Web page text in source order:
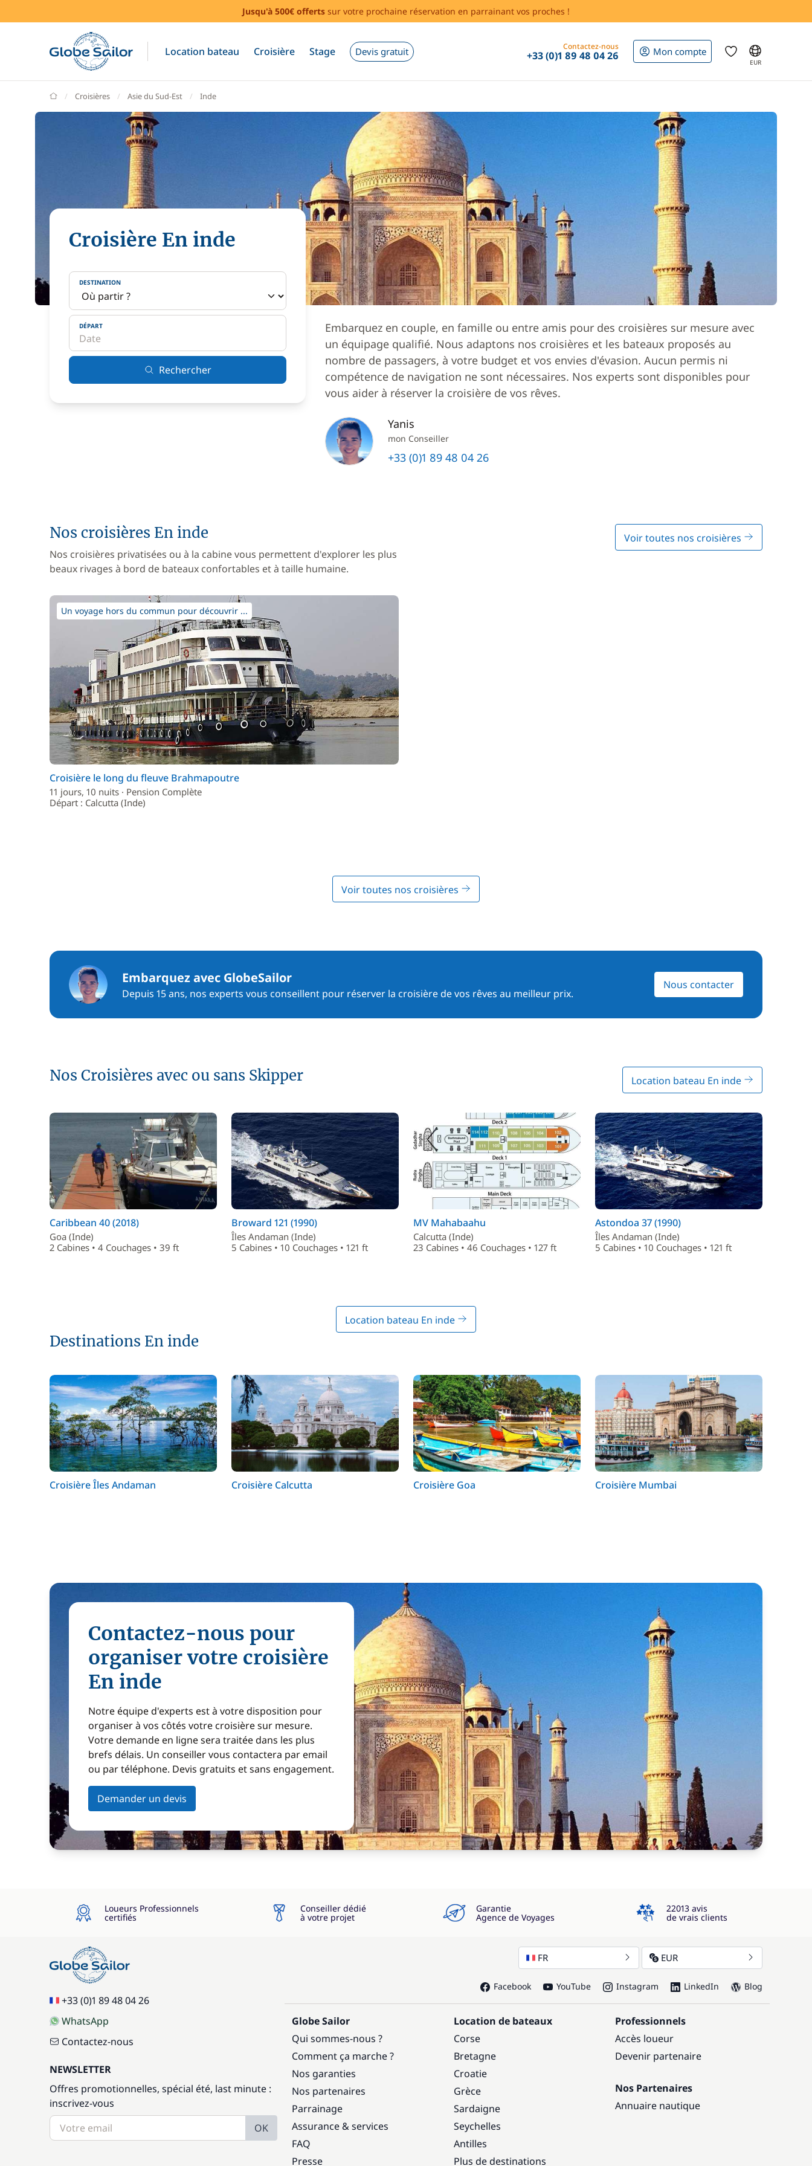
Jusqu'à 500€ offerts sur votre prochaine réservation en parrainant vos proches !
Location bateau Croisière Stage Devis gratuit Contactez-nous
+33 (0)1 89 48 04 26 Mon compte
EUR
GlobeSailor
Croisières Asie du Sud-Est Inde
Croisière En inde
DESTINATION
DÉPART
Rechercher
Embarquez en couple, en famille ou entre amis pour des croisières sur mesure avec
un équipage qualifié. Nous adaptons nos croisières et les bateaux proposés au
nombre de passagers, à votre budget et vos envies d'évasion. Aucun permis ni
compétence de navigation ne sont nécessaires. Nos experts sont disponibles pour
vous aider à réserver la croisière de vos rêves.
Yanis
mon Conseiller
+33 (0)1 89 48 04 26
Nos croisières En inde
Nos croisières privatisées ou à la cabine vous permettent d'explorer les plus
beaux rivages à bord de bateaux confortables et à taille humaine.
Voir toutes nos croisières
Un voyage hors du commun pour découvrir ...
Croisière le long du fleuve Brahmapoutre
11 jours, 10 nuits · Pension Complète
Départ : Calcutta (Inde)
Voir toutes nos croisières
Embarquez avec GlobeSailor
Depuis 15 ans, nos experts vous conseillent pour réserver la croisière de vos rêves au meilleur prix.
Nous contacter
Nos Croisières avec ou sans Skipper Location bateau En inde
Caribbean 40 (2018)
Goa (Inde)
2 Cabines • 4 Couchages • 39 ft
Broward 121 (1990)
Îles Andaman (Inde)
5 Cabines • 10 Couchages • 121 ft
MV Mahabaahu
Calcutta (Inde)
23 Cabines • 46 Couchages • 127 ft
Astondoa 37 (1990)
Îles Andaman (Inde)
5 Cabines • 10 Couchages • 121 ft
Location bateau En inde
Destinations En inde
Croisière Îles Andaman Croisière Calcutta Croisière Goa Croisière Mumbai
Contactez-nous pour
organiser votre croisière
En inde
Notre équipe d'experts est à votre disposition pour
organiser à vos côtés votre croisière sur mesure.
Votre demande en ligne sera traitée dans les plus
brefs délais. Un conseiller vous contactera par email
ou par téléphone. Devis gratuits et sans engagement.
Demander un devis
Loueurs Professionnels
certifiés
Conseiller dédié
à votre projet
Garantie
Agence de Voyages
4.3
22013 avis
de vrais clients
+33 (0)1 89 48 04 26
WhatsApp
Contactez-nous
NEWSLETTER
Offres promotionnelles, spécial été, last minute :
inscrivez-vous
OK
FR EUR
Facebook YouTube Instagram LinkedIn Blog
Globe Sailor
Qui sommes-nous ?
Comment ça marche ?
Nos garanties
Nos partenaires
Parrainage
Assurance & services
FAQ
Presse
Location de bateaux
Corse
Bretagne
Croatie
Grèce
Sardaigne
Seychelles
Antilles
Plus de destinations
Professionnels
Accès loueur
Devenir partenaire
Nos Partenaires
Annuaire nautique